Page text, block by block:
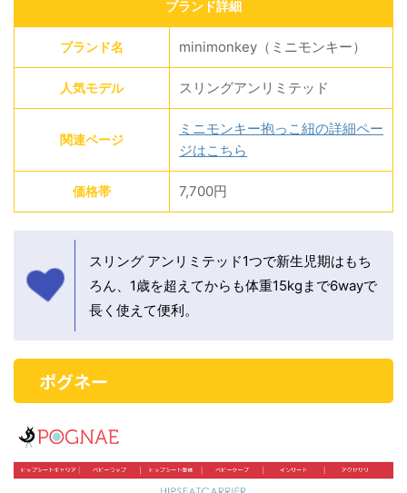
ブランド詳細
ブランド名 minimonkey（ミニモンキー）
人気モデル スリングアンリミテッド
関連ページ
ミニモンキー抱っこ紐の詳細ペー
ジはこちら
価格帯 7,700円
スリング アンリミテッド1つで新生児期はもち
ろん、1歳を超えてからも体重15kgまで6wayで
長く使えて便利。
ポグネー